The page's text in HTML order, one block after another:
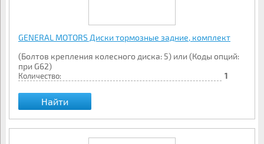
GENERAL MOTORS Диски тормозные задние, комплект
(Болтов крепления колесного диска: 5) или (Коды опций:
при G62)
Количество: 1
Найти